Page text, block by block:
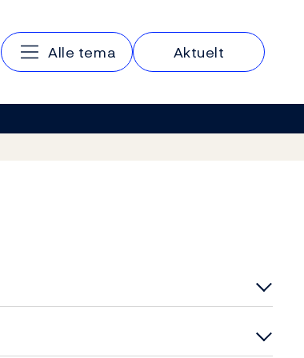
Hovedmeny
Alle tema Aktuelt